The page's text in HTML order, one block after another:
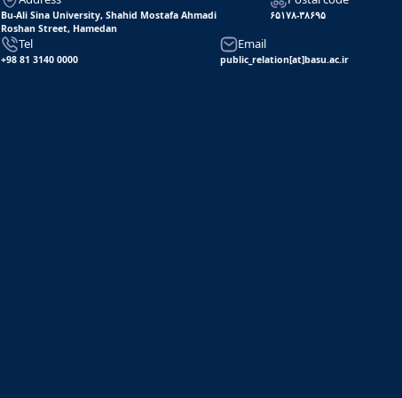
Bu-Ali Sina University, Shahid Mostafa Ahmadi
Roshan Street, Hamedan
۶۵۱۷۸-۳۸۶۹۵
Tel
+98 81 3140 0000
Email
public_relation[at]basu.ac.ir